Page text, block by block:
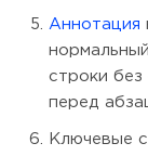
Аннотация
строки без
перед
Ключевые